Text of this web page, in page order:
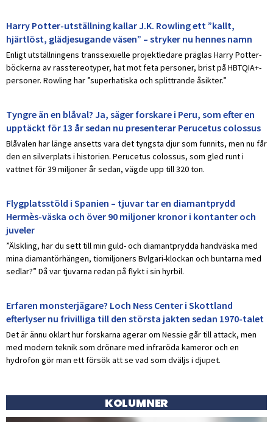
Harry Potter-utställning kallar J.K. Rowling ett ”kallt,
hjärtlöst, glädjesugande väsen” – stryker nu hennes namn
Enligt utställningens transsexuelle projektledare präglas Harry Potter-
böckerna av rasstereotyper, hat mot feta personer, brist på HBTQIA+-
personer. Rowling har ”superhatiska och splittrande åsikter.”
Tyngre än en blåval? Ja, säger forskare i Peru, som efter en
upptäckt för 13 år sedan nu presenterar Perucetus colossus
Blåvalen har länge ansetts vara det tyngsta djur som funnits, men nu får
den en silverplats i historien. Perucetus colossus, som gled runt i
vattnet för 39 miljoner år sedan, vägde upp till 320 ton.
Flygplatsstöld i Spanien – tjuvar tar en diamantprydd
Hermès-väska och över 90 miljoner kronor i kontanter och
juveler
”Älskling, har du sett till min guld- och diamantprydda handväska med
mina diamantörhängen, tiomiljoners Bvlgari-klockan och buntarna med
sedlar?” Då var tjuvarna redan på flykt i sin hyrbil.
Erfaren monsterjägare? Loch Ness Center i Skottland
efterlyser nu frivilliga till den största jakten sedan 1970-talet
Det är ännu oklart hur forskarna agerar om Nessie går till attack, men
med modern teknik som drönare med infraröda kameror och en
hydrofon gör man ett försök att se vad som dväljs i djupet.
KOLUMNER